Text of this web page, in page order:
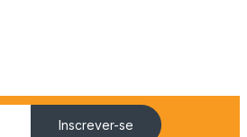
Inscrever-se